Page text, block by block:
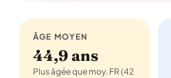
ÂGE MOYEN
44,9 ans
Plus âgée que moy. FR (42